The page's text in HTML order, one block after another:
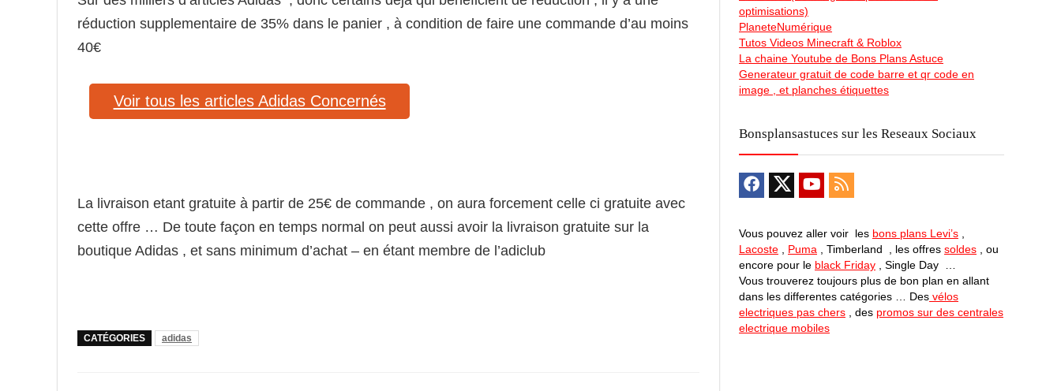
réduction supplementaire de 35% dans le panier , à condition de faire une commande d’au moins
40€
Voir tous les articles Adidas Concernés
La livraison etant gratuite à partir de 25€ de commande , on aura forcement celle ci gratuite avec
cette offre … De toute façon en temps normal on peut aussi avoir la livraison gratuite sur la
boutique Adidas , et sans minimum d’achat – en étant membre de l’adiclub
CATÉGORIES adidas
optimisations)
PlaneteNumérique
Tutos Videos Minecraft & Roblox
La chaine Youtube de Bons Plans Astuce
Generateur gratuit de code barre et qr code en
image , et planches étiquettes
Bonsplansastuces sur les Reseaux Sociaux
Vous pouvez aller voir les bons plans Levi’s
Lacoste
Puma , Timberland , les offres soldes , ou
encore pour le black Friday , Single Day …
Vous trouverez toujours plus de bon plan en allant
dans les differentes catégories … Des vélos
electriques pas chers , des promos sur des centrales
electrique mobiles